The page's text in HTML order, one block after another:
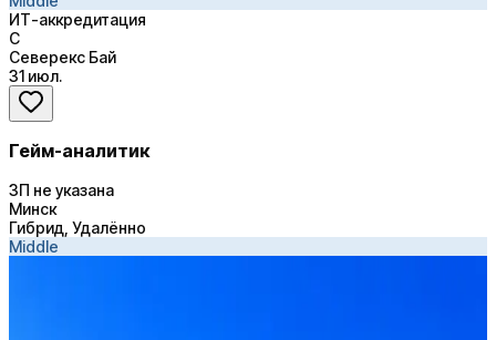
ИТ-аккредитация
С
Северекс Бай
31 июл.
Гейм-аналитик
ЗП не указана
Минск
Гибрид, Удалённо
Middle